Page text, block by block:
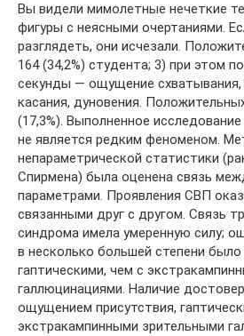
Вы видели мимолетные нечеткие
фигуры с неясными очертаниями.
разглядеть, они исчезали.
164 (34,2%) студента; 3) при этом
секунды — ощущение схватывания,
касания, дуновения.
(17,3%). Выполненное
не является редким феноменом.
непараметрической статистики
Спирмена) была оценена связь
параметрами. Проявления СВП
связанными друг с другом. Связь
синдрома имела умеренную силу;
в несколько большей степени было
гаптическими, чем с
галлюцинациями. Наличие
ощущением присутствия,
экстракампинными зрительными